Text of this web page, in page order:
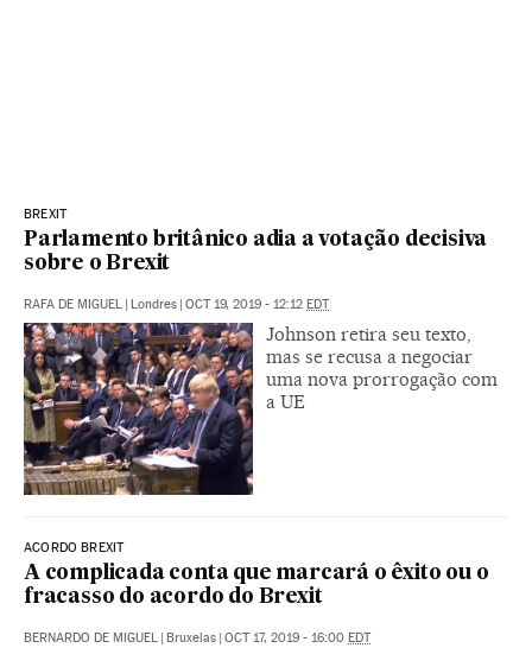
BREXIT
Parlamento britânico adia a votação decisiva
sobre o Brexit
RAFA DE MIGUEL | Londres | OCT 19, 2019 - 12:12 EDT
Johnson retira seu texto,
mas se recusa a negociar
uma nova prorrogação com
a UE
ACORDO BREXIT
A complicada conta que marcará o êxito ou o
fracasso do acordo do Brexit
BERNARDO DE MIGUEL | Bruxelas | OCT 17, 2019 - 16:00 EDT